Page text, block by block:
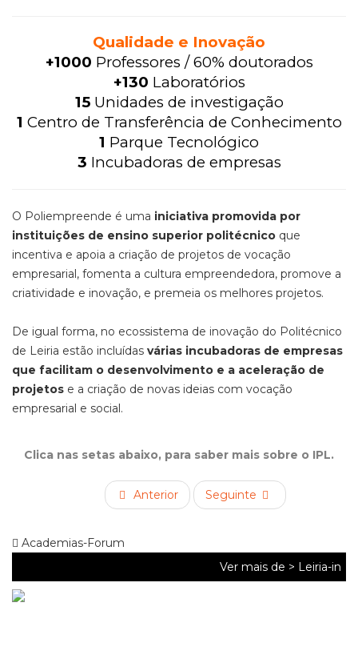
Qualidade e Inovação
+1000 Professores / 60% doutorados
+130 Laboratórios
15Unidades de investigação
1 Centro de Transferência de Conhecimento
1 Parque Tecnológico
3 Incubadoras de empresas
O Poliempreende é uma iniciativa promovida por
instituições de ensino superior politécnico que
incentiva e apoia a criação de projetos de vocação
empresarial, fomenta a cultura empreendedora, promove a
criatividade e inovação, e premeia os melhores projetos.
De igual forma, no ecossistema de inovação do Politécnico
de Leiria estão incluídas várias incubadoras de empresas
que facilitam o desenvolvimento e a aceleração de
projetos e a criação de novas ideias com vocação
empresarial e social.
Clica nas setas abaixo, para saber mais sobre o IPL.
Anterior Seguinte
Academias-Forum
Ver mais de > Leiria-in